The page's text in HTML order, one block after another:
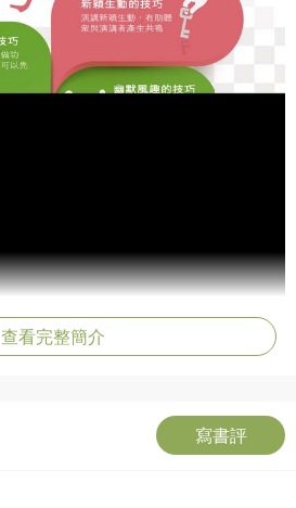
查看完整簡介
寫書評